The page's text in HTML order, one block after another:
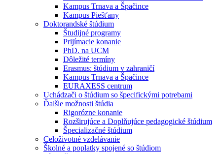
Kampus Trnava a Špačince
Kampus Piešťany
Doktorandské štúdium
Študijné programy
Prijímacie konanie
PhD. na UCM
Dôležité termíny
Erasmus: štúdium v zahraničí
Kampus Trnava a Špačince
EURAXESS centrum
Uchádzači o štúdium so špecifickými potrebami
Ďalšie možnosti štúdia
Rigorózne konanie
Rozširujúce a Doplňujúce pedagogické štúdium
Špecializačné štúdium
Celoživotné vzdelávanie
Školné a poplatky spojené so štúdiom